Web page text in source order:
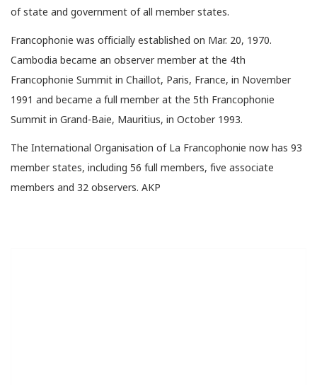
of state and government of all member states.
Francophonie was officially established on Mar. 20, 1970.
Cambodia became an observer member at the 4th
Francophonie Summit in Chaillot, Paris, France, in November
1991 and became a full member at the 5th Francophonie
Summit in Grand-Baie, Mauritius, in October 1993.
The International Organisation of La Francophonie now has 93
member states, including 56 full members, five associate
members and 32 observers. AKP